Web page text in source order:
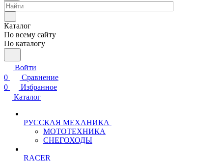
Каталог
По всему сайту
По каталогу
Войти
0
Сравнение
0
Избранное
Каталог
РУССКАЯ МЕХАНИКА
МОТОТЕХНИКА
СНЕГОХОДЫ
RACER